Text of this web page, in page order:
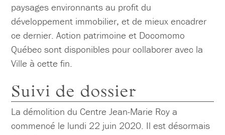
paysages environnants au profit du
développement immobilier, et de mieux encadrer
ce dernier. Action patrimoine et Docomomo
Québec sont disponibles pour collaborer avec la
Ville à cette fin.
Suivi de dossier
La démolition du Centre Jean-Marie Roy a
commencé le lundi 22 juin 2020. Il est désormais